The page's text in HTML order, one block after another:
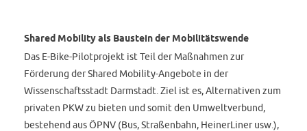
Shared Mobility als Baustein der Mobilitätswende
Das E-Bike-Pilotprojekt ist Teil der Maßnahmen zur
Förderung der Shared Mobility-Angebote in der
Wissenschaftsstadt Darmstadt. Ziel ist es, Alternativen zum
privaten PKW zu bieten und somit den Umweltverbund,
bestehend aus ÖPNV (Bus, Straßenbahn, HeinerLiner usw.),